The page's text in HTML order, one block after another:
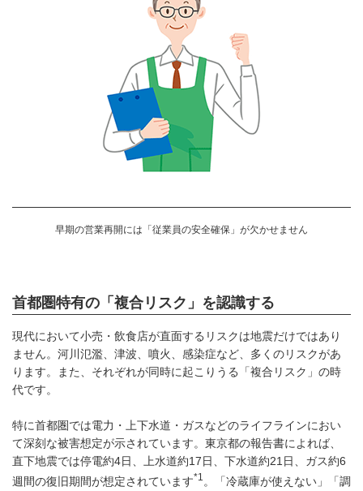
早期の営業再開には「従業員の安全確保」が欠かせません
首都圏特有の「複合リスク」を認識する
現代において小売・飲食店が直面するリスクは地震だけではあり
ません。河川氾濫、津波、噴火、感染症など、多くのリスクがあ
ります。また、それぞれが同時に起こりうる「複合リスク」の時
代です。
特に首都圏では電力・上下水道・ガスなどのライフラインにおい
て深刻な被害想定が示されています。東京都の報告書によれば、
直下地震では停電約4日、上水道約17日、下水道約21日、ガス約6
週間の復旧期間が想定されています*1 。「冷蔵庫が使えない」「調